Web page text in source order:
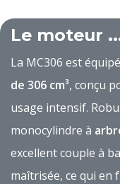
Le moteur
La MC306 est
de 306 cm³, conçu
usage intensif.
monocylindre à
excellent couple à
maîtrisée, ce qui en